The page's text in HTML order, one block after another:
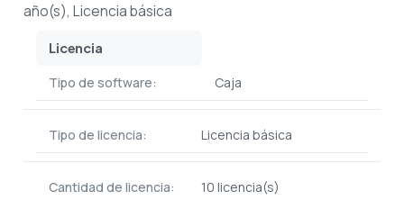
año(s), Licencia básica
Licencia
Tipo de software: Caja
Tipo de licencia: Licencia básica
Cantidad de licencia: 10 licencia(s)